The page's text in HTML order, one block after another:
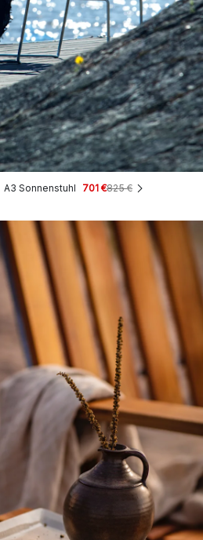
A3 Sonnenstuhl 701 €825 €